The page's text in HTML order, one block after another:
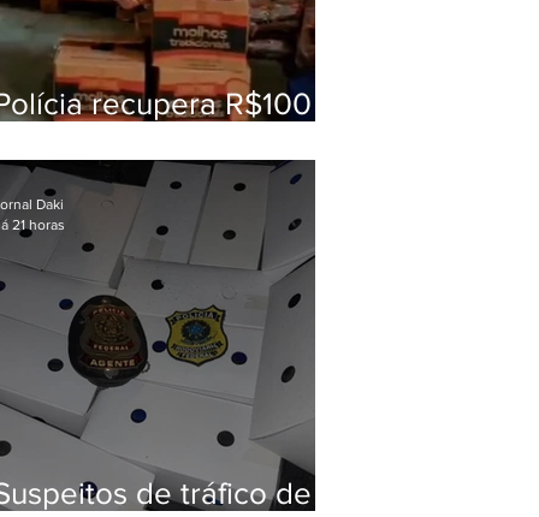
recupera R$100
Fluminense
de tráfico de
Daki
21 horas